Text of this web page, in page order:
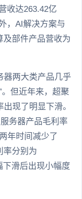
收达263.42亿
，AI解决方案与
及部件产品营收为
器两大类产品几乎
但近年来，超聚
现了明显下滑。
务器产品毛利率
年时间减少了
率分别为
下滑后出现小幅度